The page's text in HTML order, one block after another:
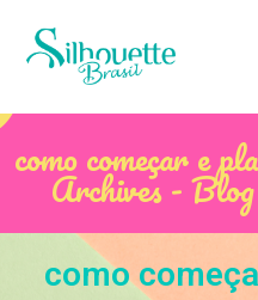
como começar e
Archives -
como